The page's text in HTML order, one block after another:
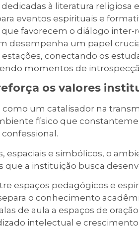
à literatura religiosa
eventos espirituais e
que favorecem o diálogo inter-
desempenha um papel
estações, conectando os
momentos de
os valores
um catalisador na
físico que
espaciais e simbólicos, o
que a instituição busca
espaços pedagógicos e
o conhecimento
de aula a espaços de
intelectual e